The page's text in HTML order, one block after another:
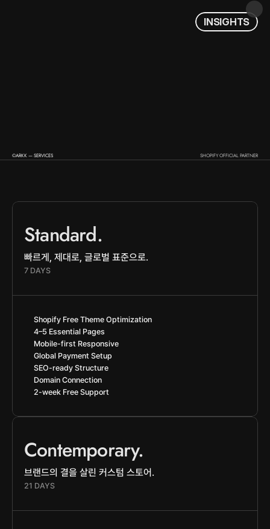
INSIGHTS
©ARKK — SERVICES SHOPIFY OFFICIAL PARTNER
Services.
Standard.
빠르게, 제대로, 글로벌 표준으로.
7 DAYS
Shopify Free Theme Optimization
4–5 Essential Pages
Mobile-first Responsive
Global Payment Setup
SEO-ready Structure
Domain Connection
2-week Free Support
Contemporary.
브랜드의 결을 살린 커스텀 스토어.
21 DAYS